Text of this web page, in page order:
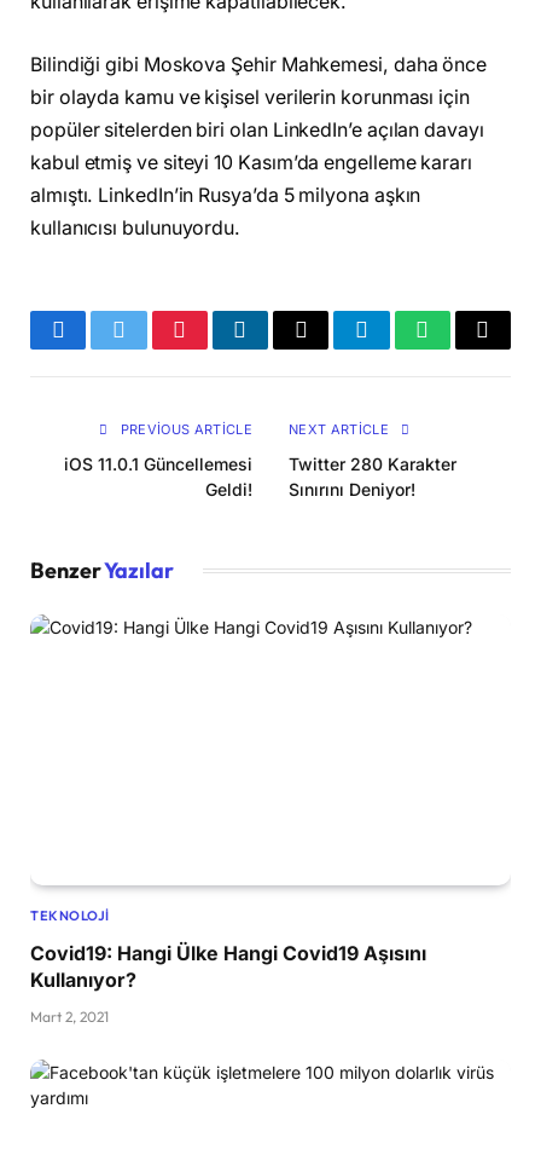
Bilindiği gibi Moskova Şehir Mahkemesi, daha önce
bir olayda kamu ve kişisel verilerin korunması için
popüler sitelerden biri olan LinkedIn’e açılan davayı
kabul etmiş ve siteyi 10 Kasım’da engelleme kararı
almıştı. LinkedIn’in Rusya’da 5 milyona aşkın
kullanıcısı bulunuyordu.
FacebookTwitterPinterestLinkedInEmail TelegramWhatsApp
Copy
PREVIOUS ARTICLE
iOS 11.0.1 Güncellemesi
Geldi!
NEXT ARTICLE
Twitter 280 Karakter
Sınırını Deniyor!
BenzerYazılar
TEKNOLOJI
Covid19: Hangi Ülke Hangi Covid19 Aşısını
Kullanıyor?
Mart 2, 2021